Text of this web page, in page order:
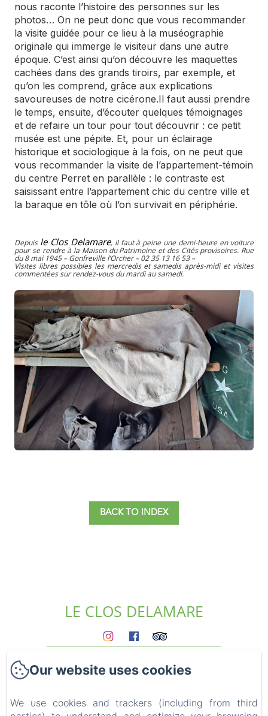
nous raconte l’histoire des personnes sur les
photos… On ne peut donc que vous recommander
la visite guidée pour ce lieu à la muséographie
originale qui immerge le visiteur dans une autre
époque. C’est ainsi qu’on découvre les maquettes
cachées dans des grands tiroirs, par exemple, et
qu’on les comprend, grâce aux explications
savoureuses de notre cicérone.Il faut aussi prendre
le temps, ensuite, d’écouter quelques témoignages
et de refaire un tour pour tout découvrir : ce petit
musée est une pépite. Et, pour un éclairage
historique et sociologique à la fois, on ne peut que
vous recommander la visite de l’appartement-témoin
du centre Perret en parallèle : le contraste est
saisissant entre l’appartement chic du centre ville et
la baraque en tôle où l’on survivait en périphérie.
Depuis le Clos Delamare, il faut à peine une demi-heure en voiture
pour se rendre à la Maison du Patrimoine et des Cités provisoires. Rue
du 8 mai 1945 – Gonfreville l’Orcher – 02 35 13 16 53 –
Visites libres possibles les mercredis et samedis après-midi et visites
commentées sur rendez-vous du mardi au samedi.
BACK TO INDEX
LE CLOS DELAMARE
The gites
Experiences
Our website uses cookies
We use cookies and trackers (including from third